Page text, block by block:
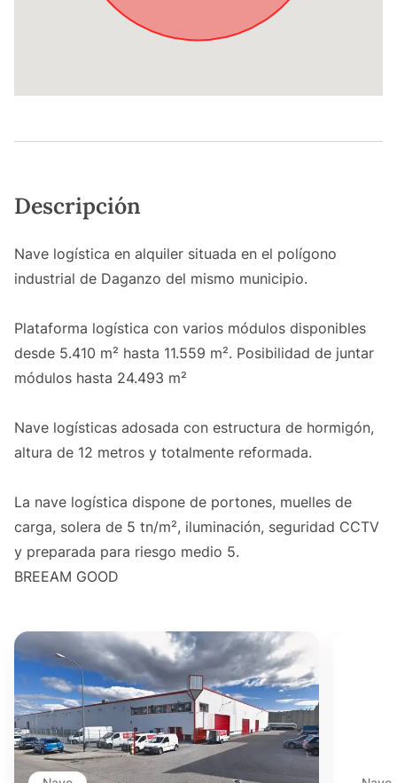
Descripción
Nave logística en alquiler situada en el polígono
industrial de Daganzo del mismo municipio.
Plataforma logística con varios módulos disponibles
desde 5.410 m² hasta 11.559 m². Posibilidad de juntar
módulos hasta 24.493 m²
Nave logísticas adosada con estructura de hormigón,
altura de 12 metros y totalmente reformada.
La nave logística dispone de portones, muelles de
carga, solera de 5 tn/m², iluminación, seguridad CCTV
y preparada para riesgo medio 5.
BREEAM GOOD